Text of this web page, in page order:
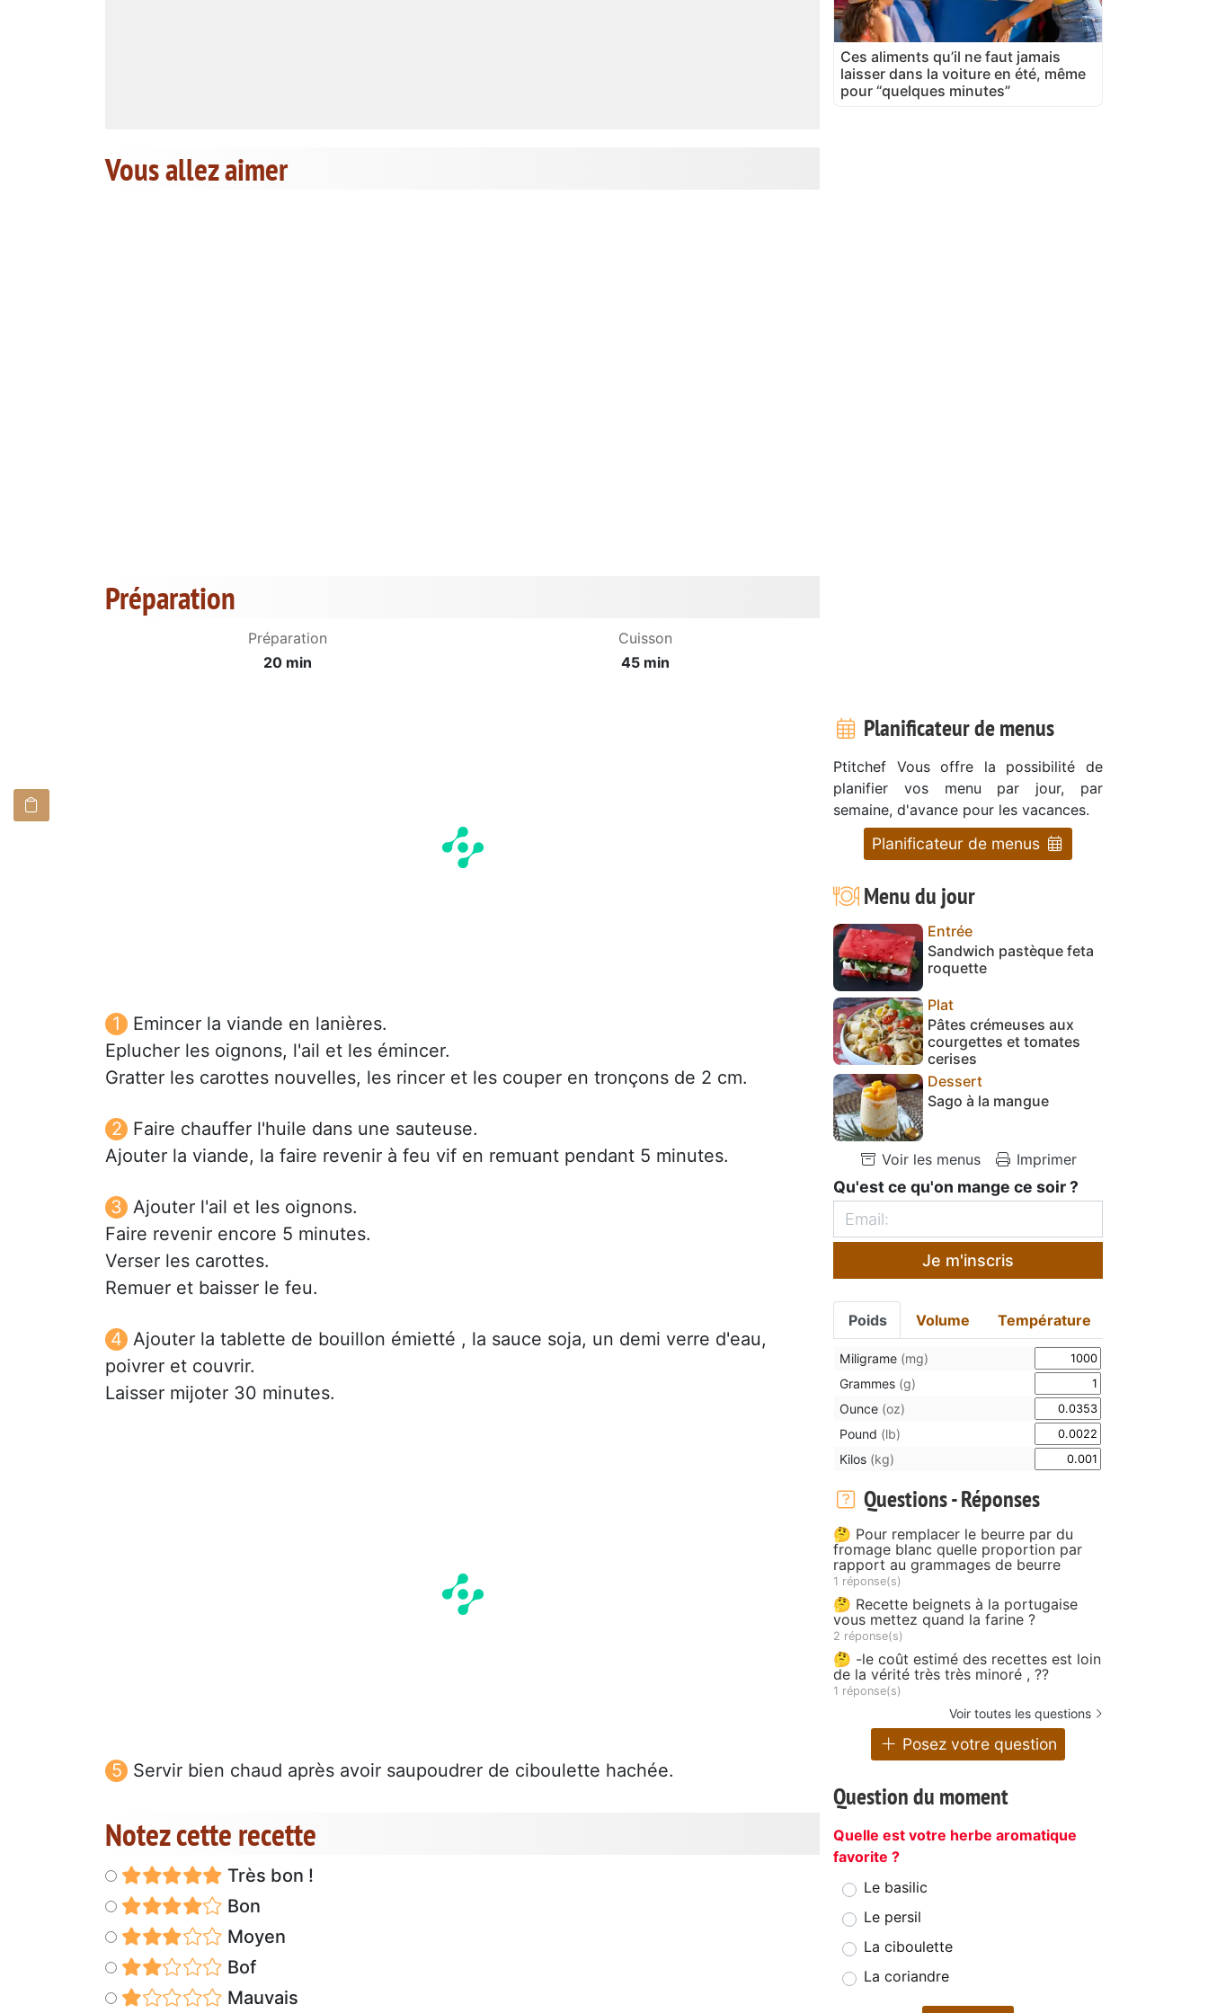
Vous allez aimer
Préparation
Préparation
20 min
Cuisson
45 min
Emincer la viande en lanières.
Eplucher les oignons, l'ail et les émincer.
Gratter les carottes nouvelles, les rincer et les couper en tronçons de 2 cm.
Faire chauffer l'huile dans une sauteuse.
Ajouter la viande, la faire revenir à feu vif en remuant pendant 5 minutes.
Ajouter l'ail et les oignons.
Faire revenir encore 5 minutes.
Verser les carottes.
Remuer et baisser le feu.
Ajouter la tablette de bouillon émietté , la sauce soja, un demi verre d'eau,
poivrer et couvrir.
Laisser mijoter 30 minutes.
Servir bien chaud après avoir saupoudrer de ciboulette hachée.
Notez cette recette
Très bon !
Bon
Moyen
Bof
Mauvais
Ces aliments qu’il ne faut jamais
laisser dans la voiture en été, même
pour “quelques minutes”
Planificateur de menus
Ptitchef Vous offre la possibilité de
planifier vos menu par jour, par
semaine, d'avance pour les vacances.
Planificateur de menus
Menu du jour
Entrée
Sandwich pastèque feta
roquette
Plat
Pâtes crémeuses aux
courgettes et tomates
cerises
Dessert
Sago à la mangue
Voir les menus Imprimer
Qu'est ce qu'on mange ce soir ?
Je m'inscris
Poids Volume Température
Miligrame (mg)
Grammes (g)
Ounce (oz)
Pound (lb)
Kilos (kg)
Questions - Réponses
🤔 Pour remplacer le beurre par du
fromage blanc quelle proportion par
rapport au grammages de beurre
1 réponse(s)
🤔 Recette beignets à la portugaise
vous mettez quand la farine ?
2 réponse(s)
🤔 -le coût estimé des recettes est loin
de la vérité très très minoré , ??
1 réponse(s)
Voir toutes les questions
Posez votre question
Question du moment
Quelle est votre herbe aromatique
favorite ?
Le basilic
Le persil
La ciboulette
La coriandre